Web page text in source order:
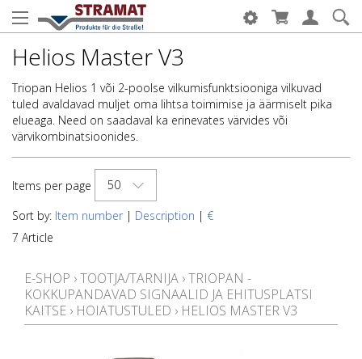
Helios Master V3
Triopan Helios 1 või 2-poolse vilkumisfunktsiooniga vilkuvad
tuled avaldavad muljet oma lihtsa toimimise ja äärmiselt pika
elueaga. Need on saadaval ka erinevates värvides või
värvikombinatsioonides.
Items per page
50
Sort by: Item number | Description | €
7 Article
E-SHOP ›TOOTJA/TARNIJA ›TRIOPAN -
KOKKUPANDAVAD SIGNAALID JA EHITUSPLATSI
KAITSE › HOIATUSTULED › HELIOS MASTER V3